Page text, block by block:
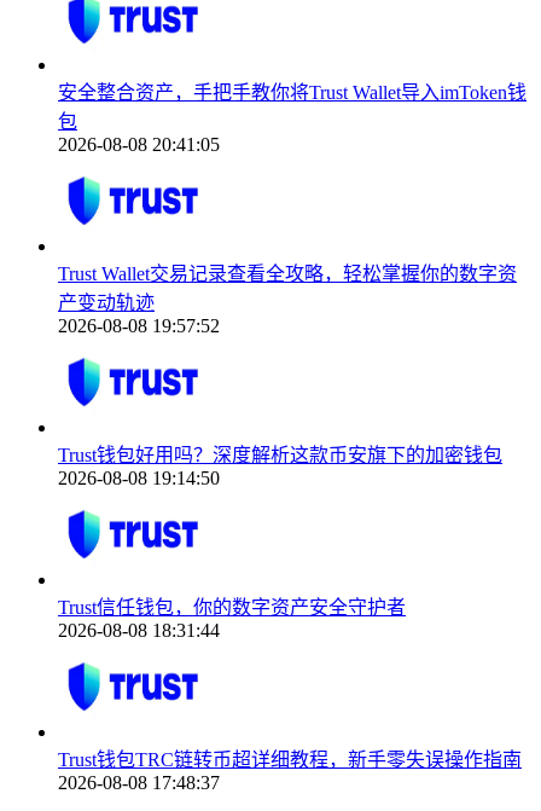
安全整合资产，手把手教你将Trust Wallet导入imToken钱
包
2026-08-08 20:41:05
Trust Wallet交易记录查看全攻略，轻松掌握你的数字资
产变动轨迹
2026-08-08 19:57:52
Trust钱包好用吗？深度解析这款币安旗下的加密钱包
2026-08-08 19:14:50
Trust信任钱包，你的数字资产安全守护者
2026-08-08 18:31:44
Trust钱包TRC链转币超详细教程，新手零失误操作指南
2026-08-08 17:48:37